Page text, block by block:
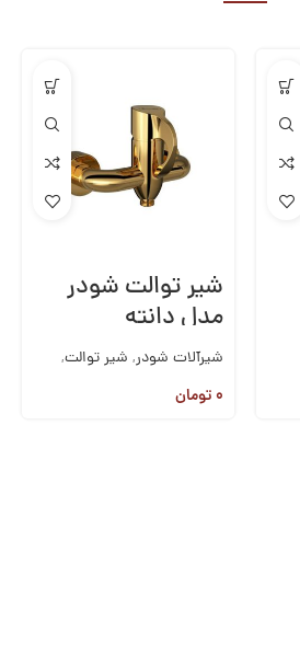
شیر توالت شودر
مدل دانته
شیرآلات شودر, شیر توالت,
شیرآلات روکار
۰تومان